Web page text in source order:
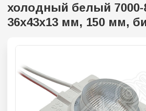
холодный белый 7000-
36х43х13 мм, 150 мм,